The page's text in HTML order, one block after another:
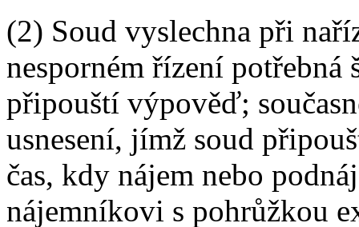
(2) Soud vyslechna při
nesporném řízení
připouští výpověď;
usnesení, jímž soud
čas, kdy nájem nebo
nájemníkovi s pohrůžkou